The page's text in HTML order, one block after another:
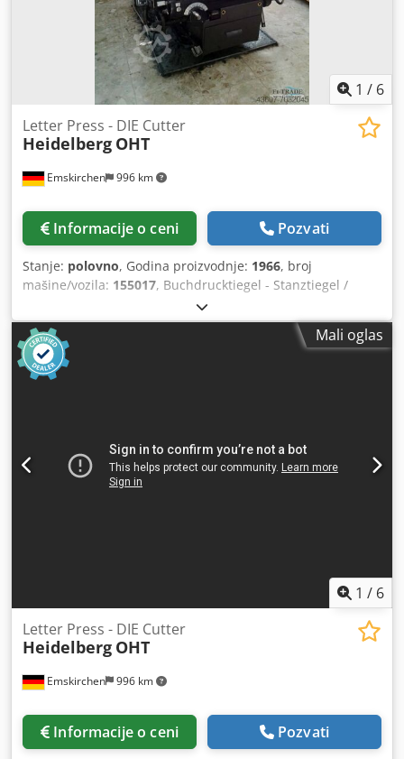
1 / 6
Emskirchen 996 km
Letter Press - DIE Cutter
Heidelberg OHT
Informacije o ceni Pozvati
Stanje: polovno, Godina proizvodnje: 1966, broj
mašine/vozila: 155017, Buchdrucktiegel - Stanztiegel /
Letter Press Tiegel - DIE Cutter Heidelberg OHTIear 1966 -
Serial-No. 155017 N Veličina min.: 40 k 70mm - maks. 260 k
380mm Brzina min.: 2.200 sph - maks. 5.500 sph
Standardna potjera: 260 k 340mm Skeleton chase: 260 k
350mmU kompletu sa alatima i priborom uključuju okvir
lageru Emskirchen / Nürnberg - Može se testirati
Mali oglas
1 / 6
Emskirchen 996 km
Letter Press - DIE Cutter
Heidelberg OHT
Informacije o ceni Pozvati